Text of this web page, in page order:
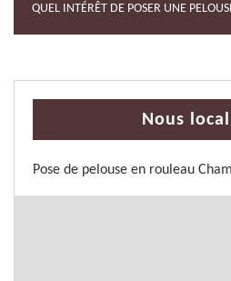
QUEL INTÉRÊT DE POSER UNE
Nous
Pose de pelouse en rouleau